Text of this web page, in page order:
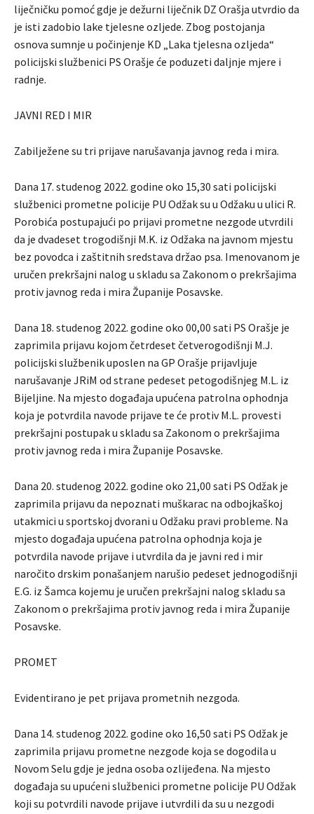
liječničku pomoć gdje je dežurni liječnik DZ Orašja utvrdio da
je isti zadobio lake tjelesne ozljede. Zbog postojanja
osnova sumnje u počinjenje KD „Laka tjelesna ozljeda“
policijski službenici PS Orašje će poduzeti daljnje mjere i
radnje.
JAVNI RED I MIR
Zabilježene su tri prijave narušavanja javnog reda i mira.
Dana 17. studenog 2022. godine oko 15,30 sati policijski
službenici prometne policije PU Odžak su u Odžaku u ulici R.
Porobića postupajući po prijavi prometne nezgode utvrdili
da je dvadeset trogodišnji M.K. iz Odžaka na javnom mjestu
bez povodca i zaštitnih sredstava držao psa. Imenovanom je
uručen prekršajni nalog u skladu sa Zakonom o prekršajima
protiv javnog reda i mira Županije Posavske.
Dana 18. studenog 2022. godine oko 00,00 sati PS Orašje je
zaprimila prijavu kojom četrdeset četverogodišnji M.J.
policijski službenik uposlen na GP Orašje prijavljuje
narušavanje JRiM od strane pedeset petogodišnjeg M.L. iz
Bijeljine. Na mjesto događaja upućena patrolna ophodnja
koja je potvrdila navode prijave te će protiv M.L. provesti
prekršajni postupak u skladu sa Zakonom o prekršajima
protiv javnog reda i mira Županije Posavske.
Dana 20. studenog 2022. godine oko 21,00 sati PS Odžak je
zaprimila prijavu da nepoznati muškarac na odbojkaškoj
utakmici u sportskoj dvorani u Odžaku pravi probleme. Na
mjesto događaja upućena patrolna ophodnja koja je
potvrdila navode prijave i utvrdila da je javni red i mir
naročito drskim ponašanjem narušio pedeset jednogodišnji
E.G. iz Šamca kojemu je uručen prekršajni nalog skladu sa
Zakonom o prekršajima protiv javnog reda i mira Županije
Posavske.
PROMET
Evidentirano je pet prijava prometnih nezgoda.
Dana 14. studenog 2022. godine oko 16,50 sati PS Odžak je
zaprimila prijavu prometne nezgode koja se dogodila u
Novom Selu gdje je jedna osoba ozlijeđena. Na mjesto
događaja su upućeni službenici prometne policije PU Odžak
koji su potvrdili navode prijave i utvrdili da su u nezgodi